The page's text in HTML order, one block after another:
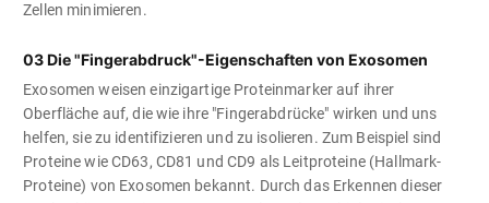
Zellen minimieren.
03 Die "Fingerabdruck"-Eigenschaften von Exosomen
Exosomen weisen einzigartige Proteinmarker auf ihrer
Oberfläche auf, die wie ihre "Fingerabdrücke" wirken und uns
helfen, sie zu identifizieren und zu isolieren. Zum Beispiel sind
Proteine wie CD63, CD81 und CD9 als Leitproteine (Hallmark-
Proteine) von Exosomen bekannt. Durch das Erkennen dieser